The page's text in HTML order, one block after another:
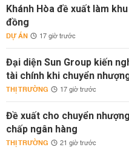
Khánh Hòa đề xuất làm
đồng
DỰ ÁN 17 giờ trước
Đại diện Sun Group kiến
tài chính khi chuyển
THỊ TRƯỜNG 17 giờ trước
Đề xuất cho chuyển
chấp ngân hàng
THỊ TRƯỜNG 21 giờ trước